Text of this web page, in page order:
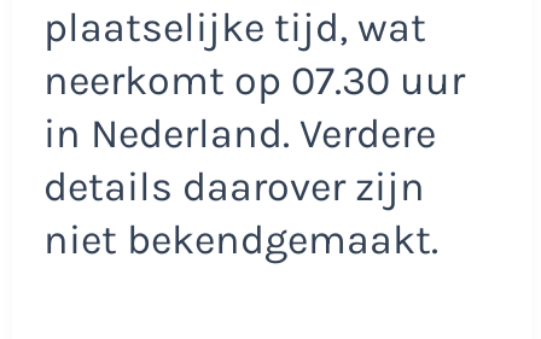
plaatselijke tijd, wat
neerkomt op 07.30 uur
in Nederland. Verdere
details daarover zijn
niet bekendgemaakt.